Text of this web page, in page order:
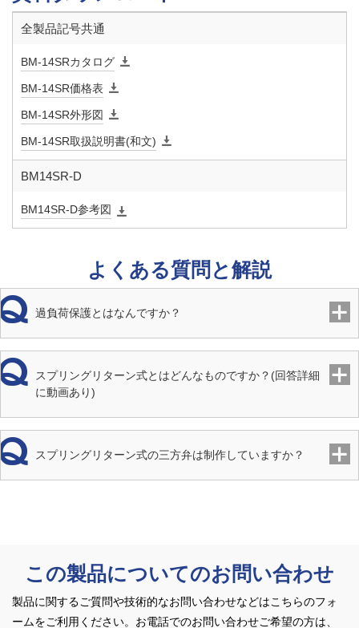
定格電圧 AC100V（50/60Hz）又は AC200V（50/60Hz）専用電圧
許容電圧
定格容量
絶縁種別
絶縁抵抗 100MΩ以上
護
保護構造
手動機構 付（駆動部上側）
絶縁抵抗
試験
DC500V
全製品記号共通
BM-14SRカタログ
BM-14SR価格表
BM-14SR外形図
BM-14SR取扱説明書(和文)
BM14SR-D
BM14SR-D参考図
よくある質問と解説
過負荷保護とはなんですか？
スプリングリターン式とはどんなものですか？(回答詳細
に動画あり)
スプリングリターン式の三方弁は制作していますか？
この製品についてのお問い合わせ
製品に関するご質問や技術的なお問い合わせなどはこちらのフォ
ームをご利用ください。 お電話でのお問い合わせご希望の方は、